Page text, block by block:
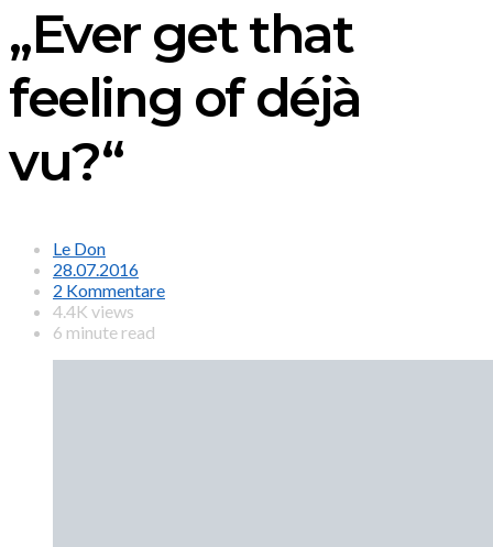
„Ever get that
feeling of déjà
vu?“
Le Don
28.07.2016
2 Kommentare
4.4K views
6 minute read